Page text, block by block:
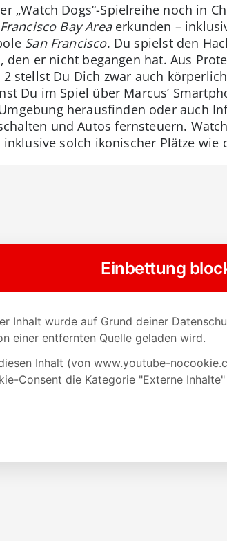
„Watch Dogs“-Spielreihe noch in
Bay Areaerkunden –
San Francisco. Du spielst den
den er nicht begangen hat. Aus
stellst Du Dich zwar auch
Du im Spiel über Marcus’
herausfinden oder auch
und Autos fernsteuern.
solch ikonischer Plätze wie